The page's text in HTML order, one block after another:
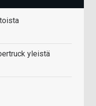
yleistä